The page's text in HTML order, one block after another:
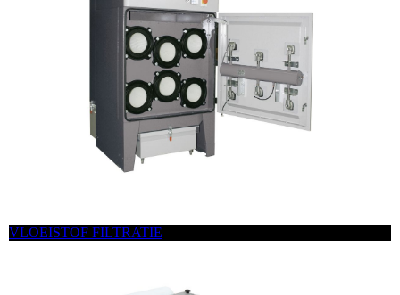
VLOEISTOF FILTRATIE